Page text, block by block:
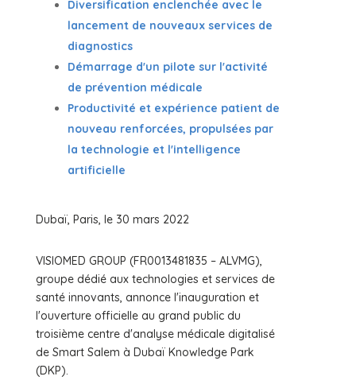
Diversification enclenchée avec le
lancement de nouveaux services de
diagnostics
Démarrage d'un pilote sur l'activité
de prévention médicale
Productivité et expérience patient de
nouveau renforcées, propulsées par
la technologie et l'intelligence
artificielle
Dubaï, Paris, le 30 mars 2022
VISIOMED GROUP (FR0013481835 – ALVMG),
groupe dédié aux technologies et services de
santé innovants, annonce l'inauguration et
l'ouverture officielle au grand public du
troisième centre d'analyse médicale digitalisé
de Smart Salem à Dubaï Knowledge Park
(DKP).